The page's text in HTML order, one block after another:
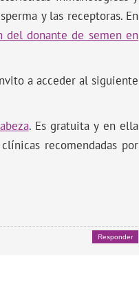
y las receptoras. En
del donante de semen en
a acceder al siguiente
. Es gratuita y en ella
recomendadas por
Responder